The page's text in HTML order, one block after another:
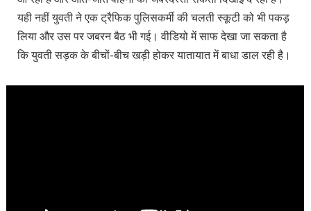
यही नहीं युवती ने एक ट्रैफिक पुलिसकर्मी की चलती स्कूटी को भी पकड़
लिया और उस पर जबरन बैठ भी गई। वीडियो में साफ देखा जा सकता है
कि युवती सड़क के बीचों-बीच खड़ी होकर यातायात में बाधा डाल रही है।